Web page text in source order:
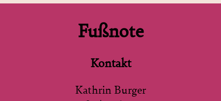
Fußnote
Kontakt
Kathrin Burger